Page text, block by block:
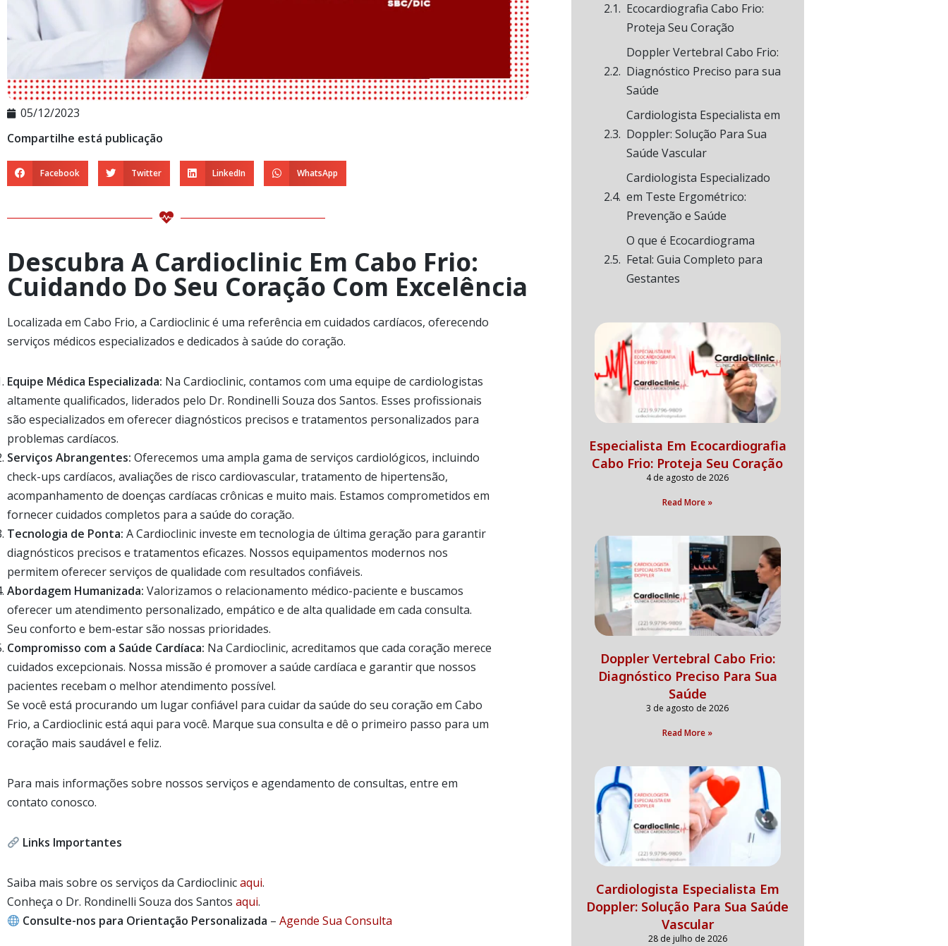
05/12/2023
Compartilhe está publicação
Facebook Twitter LinkedIn WhatsApp
Descubra A Cardioclinic Em Cabo Frio:
Cuidando Do Seu Coração Com Excelência
Localizada em Cabo Frio, a Cardioclinic é uma referência em cuidados cardíacos, oferecendo
serviços médicos especializados e dedicados à saúde do coração.
Equipe Médica Especializada: Na Cardioclinic, contamos com uma equipe de cardiologistas
altamente qualificados, liderados pelo Dr. Rondinelli Souza dos Santos. Esses profissionais
são especializados em oferecer diagnósticos precisos e tratamentos personalizados para
problemas cardíacos.
Serviços Abrangentes: Oferecemos uma ampla gama de serviços cardiológicos, incluindo
check-ups cardíacos, avaliações de risco cardiovascular, tratamento de hipertensão,
acompanhamento de doenças cardíacas crônicas e muito mais. Estamos comprometidos em
fornecer cuidados completos para a saúde do coração.
Tecnologia de Ponta: A Cardioclinic investe em tecnologia de última geração para garantir
diagnósticos precisos e tratamentos eficazes. Nossos equipamentos modernos nos
permitem oferecer serviços de qualidade com resultados confiáveis.
Abordagem Humanizada: Valorizamos o relacionamento médico-paciente e buscamos
oferecer um atendimento personalizado, empático e de alta qualidade em cada consulta.
Seu conforto e bem-estar são nossas prioridades.
Compromisso com a Saúde Cardíaca: Na Cardioclinic, acreditamos que cada coração merece
cuidados excepcionais. Nossa missão é promover a saúde cardíaca e garantir que nossos
pacientes recebam o melhor atendimento possível.
Se você está procurando um lugar confiável para cuidar da saúde do seu coração em Cabo
Frio, a Cardioclinic está aqui para você. Marque sua consulta e dê o primeiro passo para um
coração mais saudável e feliz.
Para mais informações sobre nossos serviços e agendamento de consultas, entre em
contato conosco.
Links Importantes
Saiba mais sobre os serviços da Cardioclinicaqui.
Conheça o Dr. Rondinelli Souza dos Santos aqui.
Consulte-nos para Orientação Personalizada –Agende Sua Consulta
Ecocardiografia Cabo Frio:
Proteja Seu Coração
Doppler Vertebral Cabo Frio:
Diagnóstico Preciso para sua
Saúde
Cardiologista Especialista em
Doppler: Solução Para Sua
Saúde Vascular
Cardiologista Especializado
em Teste Ergométrico:
Prevenção e Saúde
O que é Ecocardiograma
Fetal: Guia Completo para
Gestantes
Especialista Em Ecocardiografia
Cabo Frio: Proteja Seu Coração
4 de agosto de 2026
Read More »
Doppler Vertebral Cabo Frio:
Diagnóstico Preciso Para Sua
Saúde
3 de agosto de 2026
Read More »
Cardiologista Especialista Em
Doppler: Solução Para Sua Saúde
Vascular
28 de julho de 2026